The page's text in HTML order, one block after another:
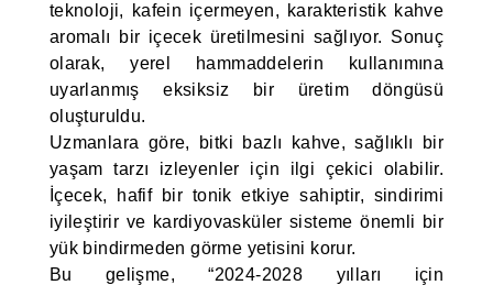
teknoloji, kafein içermeyen, karakteristik kahve
aromalı bir içecek üretilmesini sağlıyor. Sonuç
olarak, yerel hammaddelerin kullanımına
uyarlanmış eksiksiz bir üretim döngüsü
oluşturuldu.
Uzmanlara göre, bitki bazlı kahve, sağlıklı bir
yaşam tarzı izleyenler için ilgi çekici olabilir.
İçecek, hafif bir tonik etkiye sahiptir, sindirimi
iyileştirir ve kardiyovasküler sisteme önemli bir
yük bindirmeden görme yetisini korur.
Bu gelişme, “2024-2028 yılları için